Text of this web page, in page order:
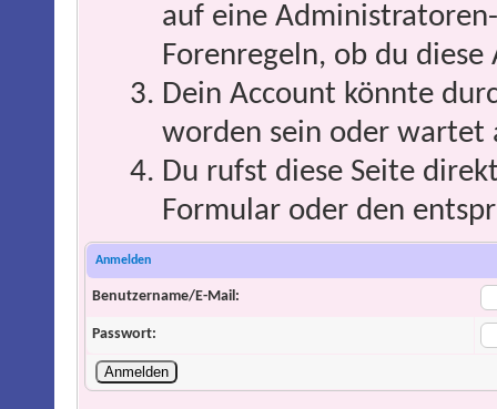
auf eine
Forenregeln, ob du
Dein Account könnte
worden sein oder wartet
Du rufst diese Seite
Formular oder den
Anmelden
Benutzername/E-Mail:
Passwort: